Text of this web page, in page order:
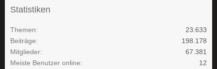
Statistiken
Themen
23.633
Beiträge
198.178
Mitglieder
67.381
Meiste Benutzer online
12